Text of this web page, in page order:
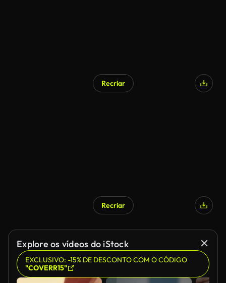
Recriar
Recriar
Explore os vídeos do iStock
EXCLUSIVO: -15% DE DESCONTO COM O CÓDIGO
"COVERR15"